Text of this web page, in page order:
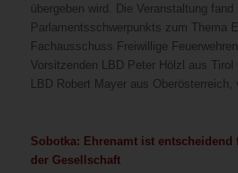
übergeben wird. Die Veranstaltung
Parlamentsschwerpunkts zum Thema
Fachausschuss Freiwillige
Vorsitzenden LBD Peter Hölzl aus
LBD Robert Mayer aus Oberösterreich,
Sobotka: Ehrenamt ist entscheidend
der Gesellschaft